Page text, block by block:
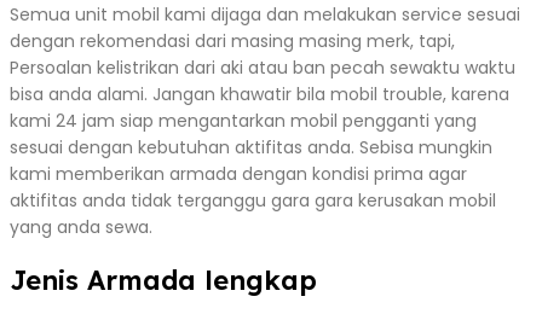
Semua unit mobil kami dijaga dan melakukan service sesuai
dengan rekomendasi dari masing masing merk, tapi,
Persoalan kelistrikan dari aki atau ban pecah sewaktu waktu
bisa anda alami. Jangan khawatir bila mobil trouble, karena
kami 24 jam siap mengantarkan mobil pengganti yang
sesuai dengan kebutuhan aktifitas anda. Sebisa mungkin
kami memberikan armada dengan kondisi prima agar
aktifitas anda tidak terganggu gara gara kerusakan mobil
yang anda sewa.
Jenis Armada lengkap